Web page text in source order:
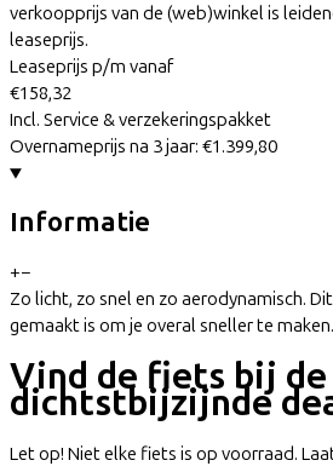
verkoopprijs van de (web)winkel is
leaseprijs.
Leaseprijs p/m vanaf
€158,32
Incl. Service & verzekeringspakket
Overnameprijs na 3 jaar: €1.399,80
Informatie
+−
Zo licht, zo snel en zo aerodynamisch.
gemaakt is om je overal sneller te maken.
Vind de fiets bij de
dichtstbijzijnde
Let op! Niet elke fiets is op voorraad.